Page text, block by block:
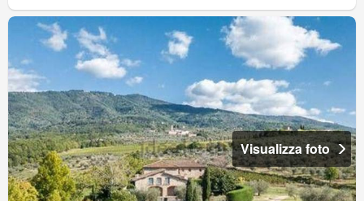
Visualizza foto